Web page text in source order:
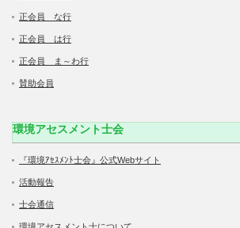
正会員 な行
正会員 は行
正会員 ま～わ行
賛助会員
環境アセスメント士会
『環境ｱｾｽﾒﾝﾄ士会』公式Webサイト
活動報告
士会通信